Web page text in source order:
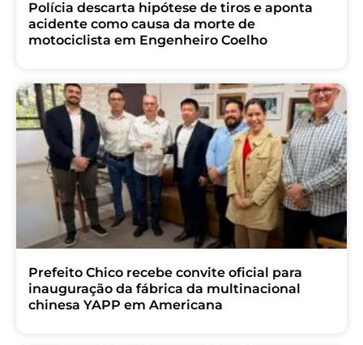
Polícia descarta hipótese de tiros e aponta
acidente como causa da morte de
motociclista em Engenheiro Coelho
Prefeito Chico recebe convite oficial para
inauguração da fábrica da multinacional
chinesa YAPP em Americana